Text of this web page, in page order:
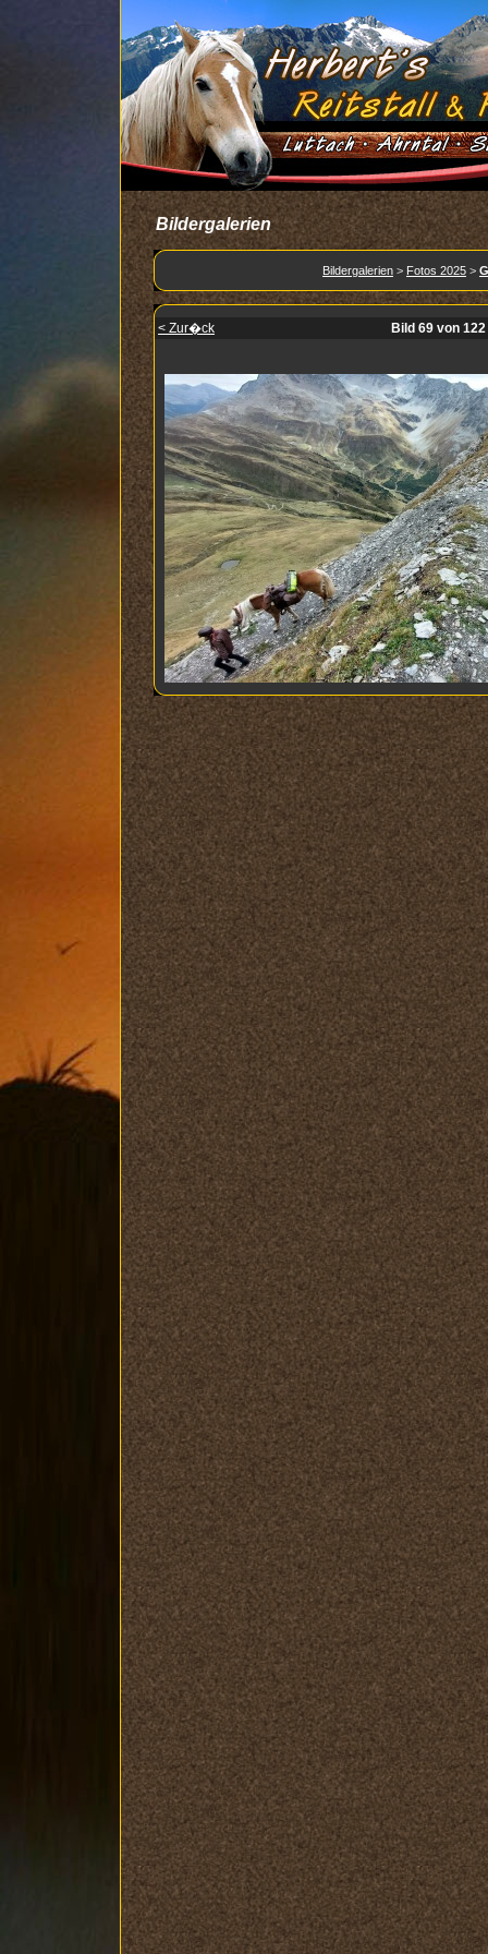
Bildergalerien
Bildergalerien > Fotos 2025 >
< Zur�ck Bild 69 von 122